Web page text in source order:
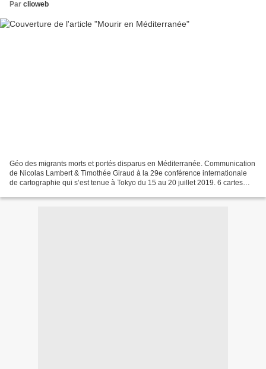
Par clioweb
Géo des migrants morts et portés disparus en Méditerranée. Communication
de Nicolas Lambert & Timothée Giraud à la 29e conférence internationale
de cartographie qui s’est tenue à Tokyo du 15 au 20 juillet 2019. 6 cartes